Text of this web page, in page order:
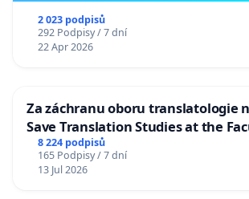
2 023 podpisů
292 Podpisy / 7 dní
22 Apr 2026
Za záchranu oboru translatologie
Save Translation Studies at the
Charles University
8 224 podpisů
165 Podpisy / 7 dní
13 Jul 2026